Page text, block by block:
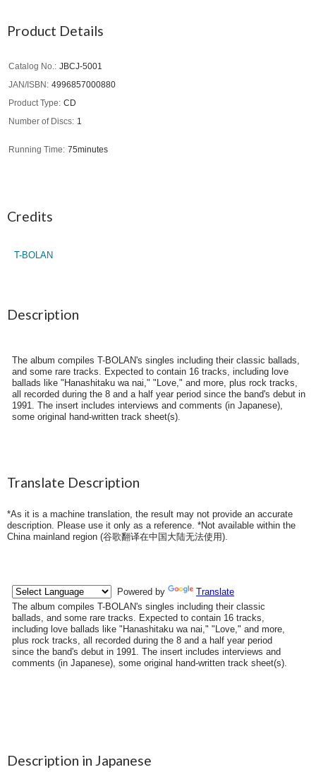
Product Details
Catalog No.
JBCJ-5001
JAN/ISBN
4996857000880
Product Type
CD
Number of Discs
1
Running Time 75minutes
Credits
T-BOLAN
Description
The album compiles T-BOLAN's singles including their classic ballads,
and some rare tracks. Expected to contain 16 tracks, including love
ballads like "Hanashitaku wa nai," "Love," and more, plus rock tracks,
all recorded during the 8 and a half year period since the band's debut in
1991. The insert includes interviews and comments (in Japanese),
some original hand-written track sheet(s).
Translate Description
*As it is a machine translation, the result may not provide an accurate
description. Please use it only as a reference. *Not available within the
China mainland region (谷歌翻译在中国大陆无法使用).
Description in Japanese